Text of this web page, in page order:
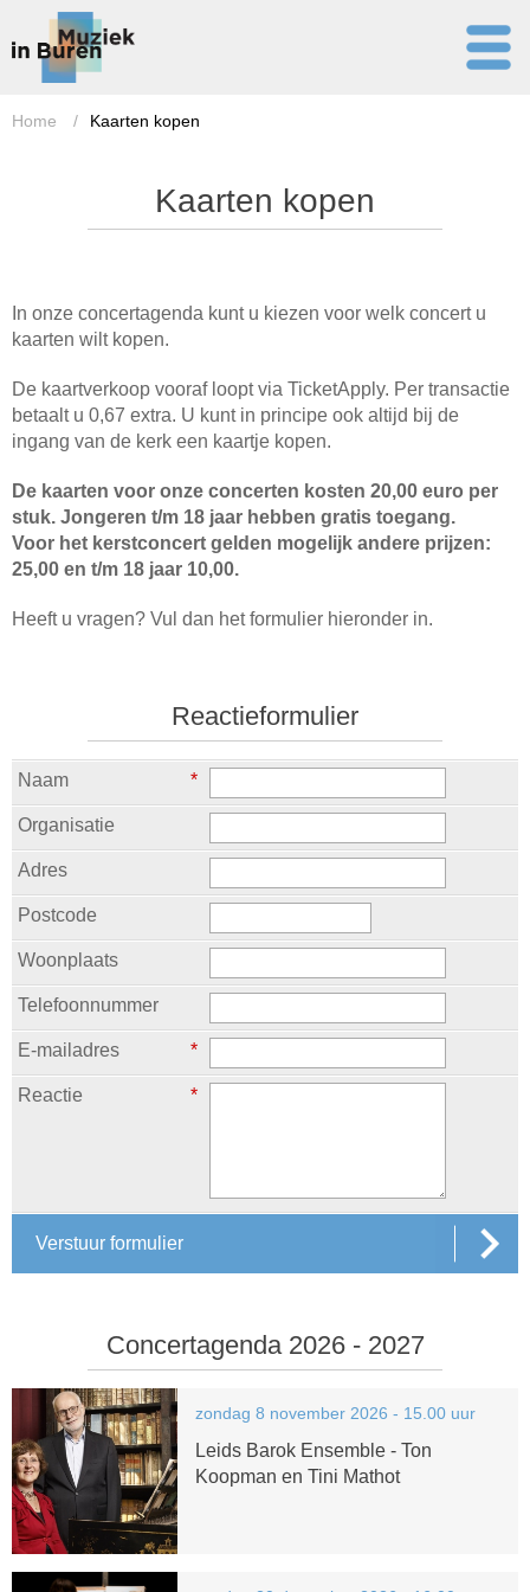
Home / Kaarten kopen
Kaarten kopen
In onze concertagenda kunt u kiezen voor welk concert u
kaarten wilt kopen.
De kaartverkoop vooraf loopt via TicketApply. Per transactie
betaalt u 0,67 extra. U kunt in principe ook altijd bij de
ingang van de kerk een kaartje kopen.
De kaarten voor onze concerten kosten 20,00 euro per
stuk. Jongeren t/m 18 jaar hebben gratis toegang.
Voor het kerstconcert gelden mogelijk andere prijzen:
25,00 en t/m 18 jaar 10,00.
Heeft u vragen? Vul dan het formulier hieronder in.
Reactieformulier
Naam *
Organisatie
Adres
Postcode
Woonplaats
Telefoonnummer
E-mailadres *
Reactie *
Verstuur formulier
Concertagenda 2026 - 2027
zondag 8 november 2026 - 15.00 uur
Leids Barok Ensemble - Ton
Koopman en Tini Mathot